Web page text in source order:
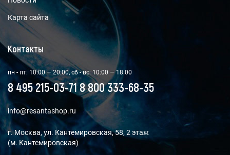
Карта сайта
Контакты
пн - пт: 10:00 — 20:00, сб - вс: 10:00 — 18:00
8 495 215-03-71 8 800 333-68-35
info@resantashop.ru
г. Москва, ул. Кантемировская, 58, 2 этаж
(м. Кантемировская)